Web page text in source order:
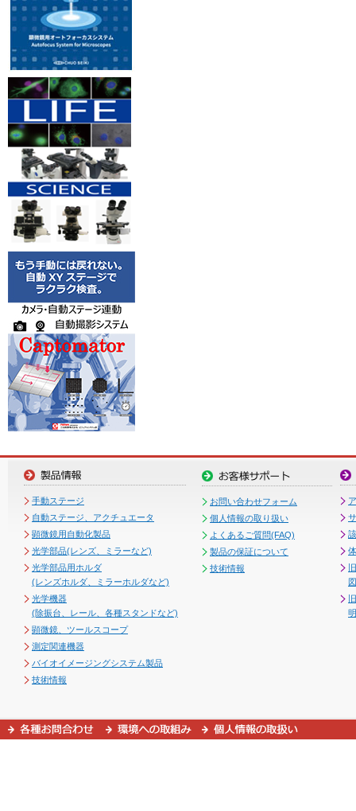
手動ステージ
自動ステージ、アクチュエータ
顕微鏡用自動化製品
光学部品(レンズ、ミラーなど)
光学部品用ホルダ
(レンズホルダ、ミラーホルダなど)
光学機器
(除振台、レール、各種スタンドなど)
顕微鏡、ツールスコープ
測定関連機器
バイオイメージングシステム製品
技術情報
お問い合わせフォーム
個人情報の取り扱い
よくあるご質問(FAQ)
製品の保証について
技術情報